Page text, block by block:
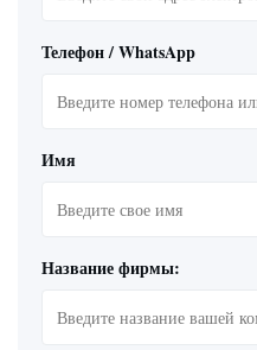
Телефон / WhatsApp
Имя
Название фирмы: